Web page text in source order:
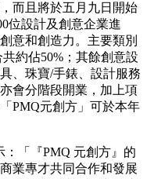
而且將於五月九日開始
位設計及創意企業進
意和創造力。主要類別
約佔50%；其餘創意設
、珠寶/手錶、設計服務
會分階段開業，加上項
PMQ元創方」可於本年
：「『PMQ 元創方』的
業專才共同合作和發展